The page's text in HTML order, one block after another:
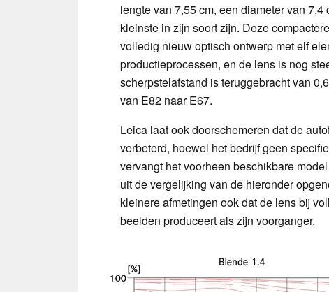
lengte van 7,55 cm, een diameter van
kleinste in zijn soort zijn. Deze
volledig nieuw optisch ontwerp met elf
productieprocessen, en de lens is nog
scherpstelafstand is teruggebracht van
van E82 naar E67.
Leica laat ook doorschemeren dat de
verbeterd, hoewel het bedrijf geen
vervangt het voorheen beschikbare
uit de vergelijking van de hieronder
kleinere afmetingen ook dat de lens bij
beelden produceert als zijn voorganger.